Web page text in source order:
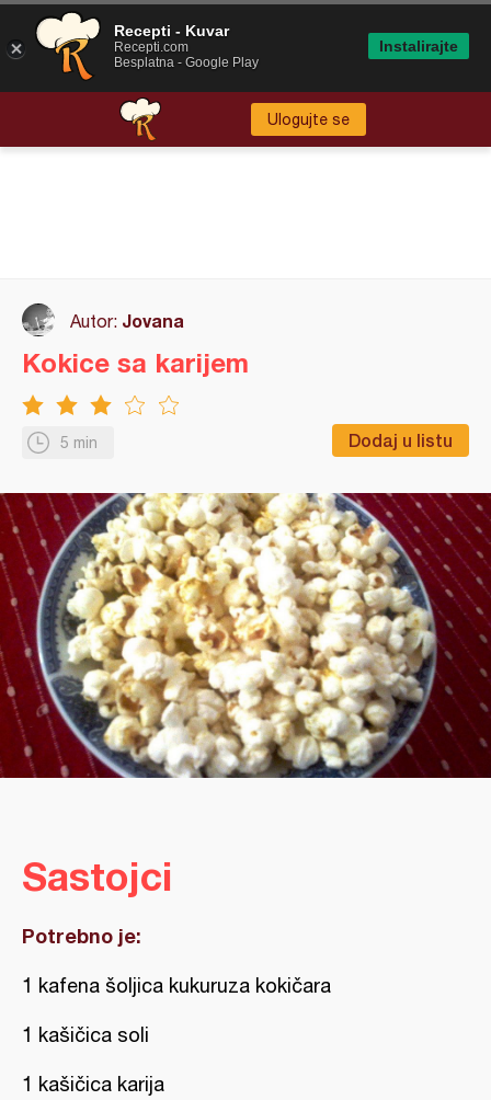
Ulogujte se
Autor: Jovana
5 min Dodaj u listu
Kokice sa karijem
Sastojci
Potrebno je:
1 kafena šoljica kukuruza kokičara
1 kašičica soli
1 kašičica karija
Recepti - Kuvar
Recepti.com
Besplatna - Google Play
Instalirajte